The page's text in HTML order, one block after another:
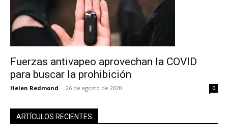
No te pierdas de las
Suscríbete a nuestro boletín diario y
recibe todas las noticias del vapeo y la
electrónico.
Fuerzas antivapeo aprovechan la COVID
para buscar la prohibición
Helen Redmond - 26 de agosto de 2020 0
ARTÍCULOS RECIENTES